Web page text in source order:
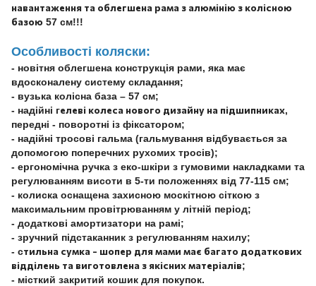
навантаження та облегшена рама з алюмінію з колісною
базою 57 см!!!
Особливості коляски:
- новітня облегшена конструкція рами, яка має
вдосконалену систему складання;
- вузька колісна база – 57 см;
- надійні гелеві колеса нового дизайну на підшипниках,
передні - поворотні із фіксатором;
- надійні тросові гальма (гальмування відбувається за
допомогою поперечних рухомих тросів);
- ергономічна ручка з еко-шкіри з гумовими накладками та
регулюванням висоти в 5-ти положеннях від 77-115 см;
- колиска оснащена захисною москітною сіткою з
максимальним провітрюванням у літній період;
- додаткові амортизатори на рамі;
- зручний підстаканник з регулюванням нахилу;
- стильна сумка - шопер для мами має багато додаткових
відділень та виготовлена з якісних матеріалів;
- місткий закритий кошик для покупок.